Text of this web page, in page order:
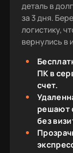
деталь в
за 3 дня.
логистику,
вернулись в
ПК в
счет.
решают
без